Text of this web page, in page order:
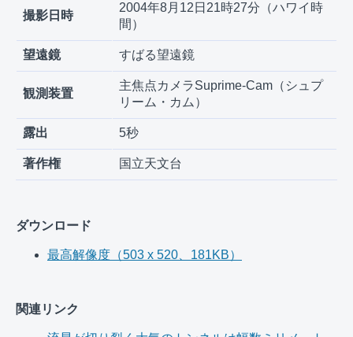
撮影日時
2004年8月12日21時27分（ハワイ時
間）
望遠鏡 すばる望遠鏡
観測装置
主焦点カメラSuprime-Cam（シュプ
リーム・カム）
露出 5秒
著作権 国立天文台
ダウンロード
最高解像度（503 x 520、181KB）
関連リンク